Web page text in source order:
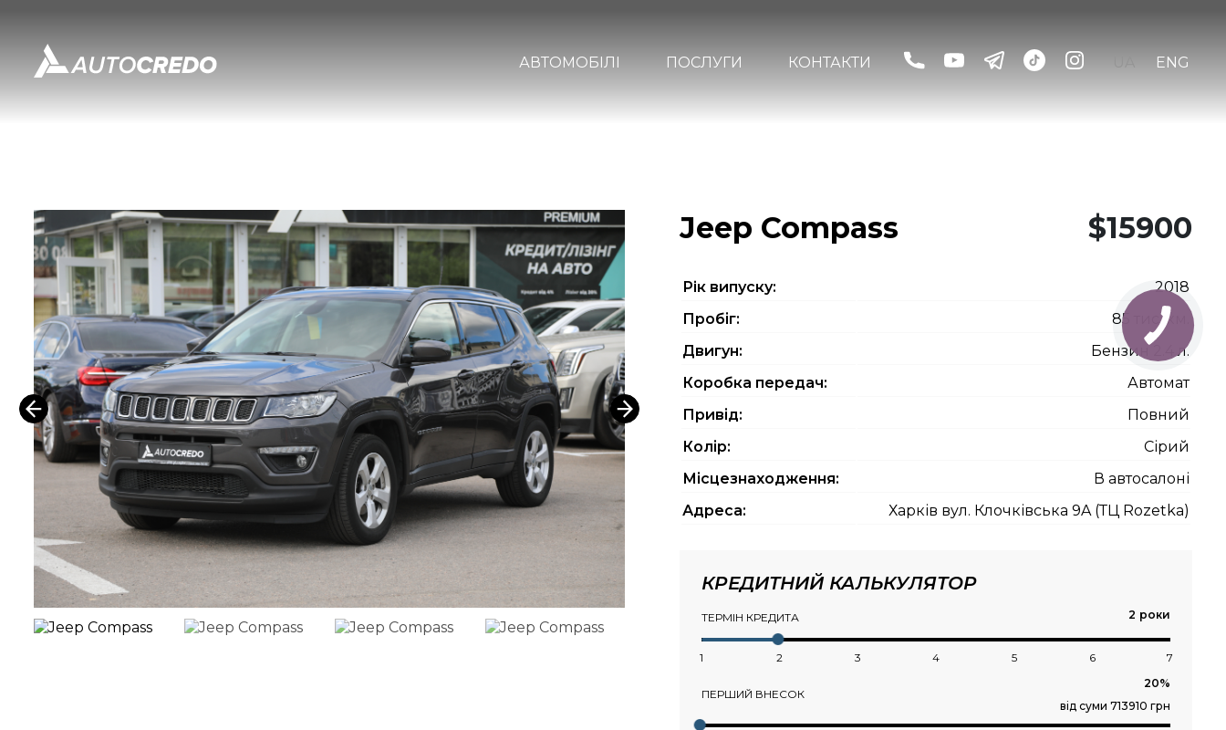
АВТОМОБІЛІ ПОСЛУГИ КОНТАКТИ ENG
Jeep Compass $15900
Рiк випуску:
2018
Пробіг:
85 тис. км.
Двигун:
Бензин 2.4 л.
Коробка передач:
Автомат
Привід:
Повний
Колір:
Сірий
Місцезнаходження:
В автосалоні
Адреса:
Харків вул. Клочківська 9A (ТЦ Rozetka)
КРЕДИТНИЙ КАЛЬКУЛЯТОР
ТЕРМІН КРЕДИТА роки
1 2 3 4 5 6 7
ПЕРШИЙ ВНЕСОК
від суми 713910 грн